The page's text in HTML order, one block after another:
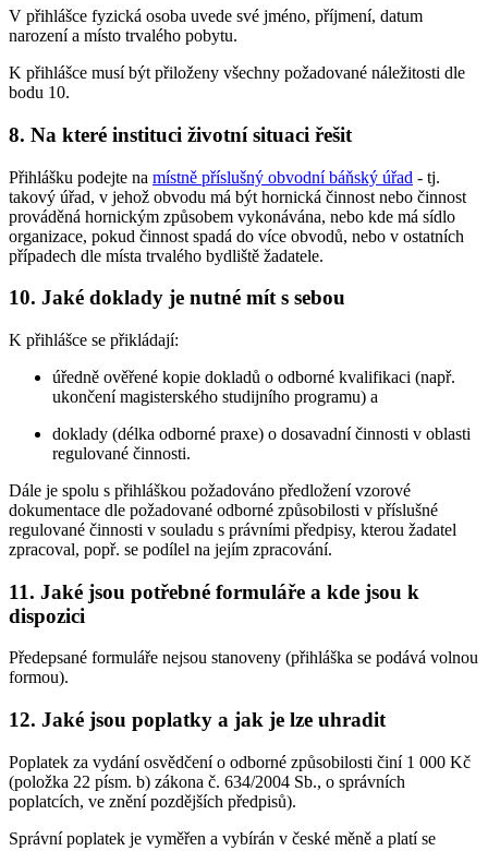
V přihlášce fyzická osoba uvede své jméno, příjmení, datum
narození a místo trvalého pobytu.
K přihlášce musí být přiloženy všechny požadované náležitosti dle
bodu 10.
8. Na které instituci životní situaci řešit
Přihlášku podejte na místně příslušný obvodní báňský úřad - tj.
takový úřad, v jehož obvodu má být hornická činnost nebo činnost
prováděná hornickým způsobem vykonávána, nebo kde má sídlo
organizace, pokud činnost spadá do více obvodů, nebo v ostatních
případech dle místa trvalého bydliště žadatele.
10. Jaké doklady je nutné mít s sebou
K přihlášce se přikládají:
úředně ověřené kopie dokladů o odborné kvalifikaci (např.
ukončení magisterského studijního programu) a
doklady (délka odborné praxe) o dosavadní činnosti v oblasti
regulované činnosti.
Dále je spolu s přihláškou požadováno předložení vzorové
dokumentace dle požadované odborné způsobilosti v příslušné
regulované činnosti v souladu s právními předpisy, kterou žadatel
zpracoval, popř. se podílel na jejím zpracování.
11. Jaké jsou potřebné formuláře a kde jsou k
dispozici
Předepsané formuláře nejsou stanoveny (přihláška se podává volnou
formou).
12. Jaké jsou poplatky a jak je lze uhradit
Poplatek za vydání osvědčení o odborné způsobilosti činí 1 000 Kč
(položka 22 písm. b) zákona č. 634/2004 Sb., o správních
poplatcích, ve znění pozdějších předpisů).
Správní poplatek je vyměřen a vybírán v české měně a platí se